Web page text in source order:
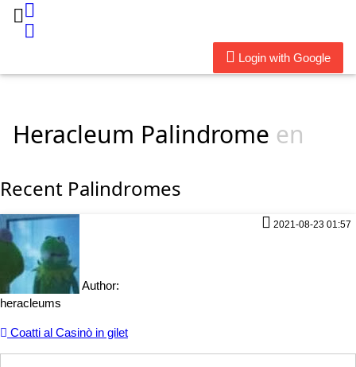
Login with Google
Heracleum Palindrome en
Recent Palindromes
2021-08-23 01:57
Author:
heracleums
Coatti al Casinò in gilet